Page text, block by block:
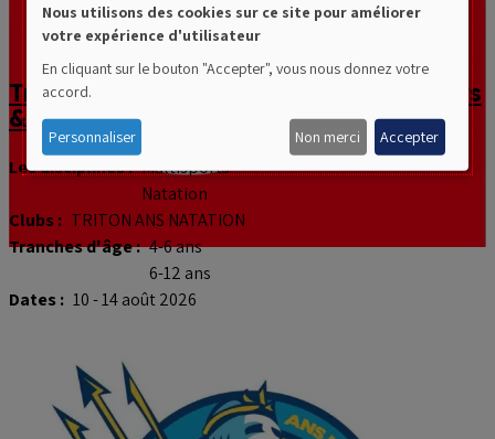
Triton Ans Natation - Stage multisports
& natation
Les disciplines : Multisports
Natation
Clubs : TRITON ANS NATATION
Tranches d'âge : 4-6 ans
6-12 ans
Dates : 10 - 14 août 2026
Use
of
personal
data
and
cookies
Nous utilisons des cookies sur ce site pour améliorer
votre expérience d'utilisateur
En cliquant sur le bouton "Accepter", vous nous donnez votre
accord.
Personnaliser Non merci Accepter